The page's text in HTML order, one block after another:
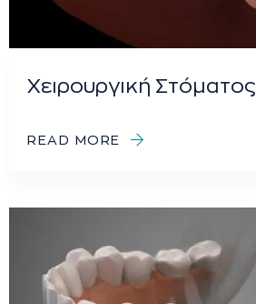
Χειρουργική Στόματος
READ MORE